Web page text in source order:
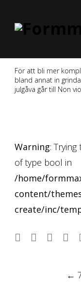
För att bli mer
bland annat in
julgåva går till Non
Warning:
of type bool in
/home/
content/
create/inc/
navigation
←